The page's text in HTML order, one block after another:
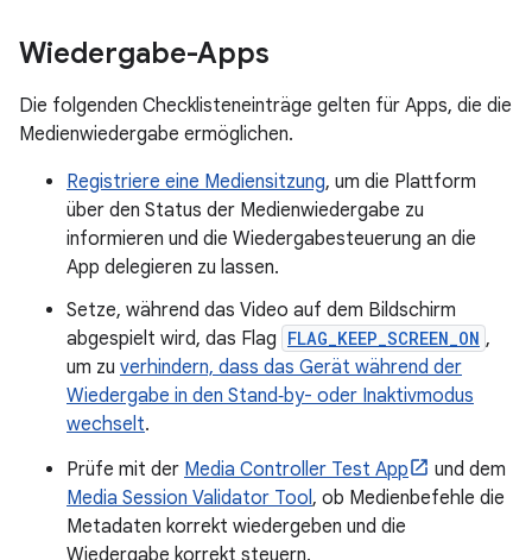
Wiedergabe-Apps
Die folgenden Checklisteneinträge gelten für Apps, die die
Medienwiedergabe ermöglichen.
Registriere eine Mediensitzung, um die Plattform
über den Status der Medienwiedergabe zu
informieren und die Wiedergabesteuerung an die
App delegieren zu lassen.
Setze, während das Video auf dem Bildschirm
abgespielt wird, das Flag FLAG_KEEP_SCREEN_ON ,
um zu verhindern, dass das Gerät während der
Wiedergabe in den Stand‑by- oder Inaktivmodus
wechselt.
Prüfe mit der Media Controller Test App
und dem
Media Session Validator Tool, ob Medienbefehle die
Metadaten korrekt wiedergeben und die
Wiedergabe korrekt steuern.